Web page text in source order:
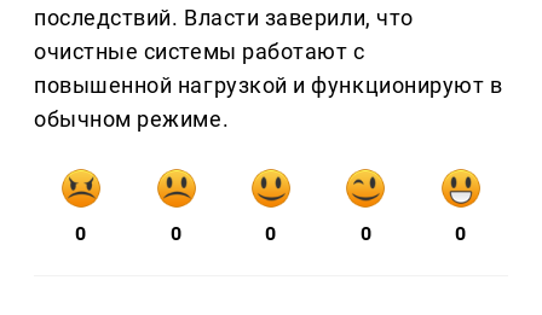
последствий. Власти заверили, что
очистные системы работают с
повышенной нагрузкой и функционируют в
обычном режиме.
0 0 0 0 0